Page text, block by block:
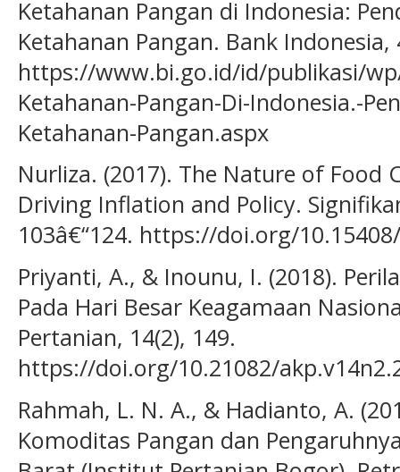
Ketahanan Pangan di Indonesia:
Ketahanan Pangan. Bank
https://www.bi.go.id/id/publikasi/
Ketahanan-Pangan-Di-Indonesia.-
Ketahanan-Pangan.aspx
Nurliza. (2017). The Nature of Food
Driving Inflation and Policy.
103â€“124. https://doi.org/
Priyanti, A., & Inounu, I. (2018).
Pada Hari Besar Keagamaan
Pertanian, 14(2), 149.
https://doi.org/10.21082/
Rahmah, L. N. A., & Hadianto, A.
Komoditas Pangan dan